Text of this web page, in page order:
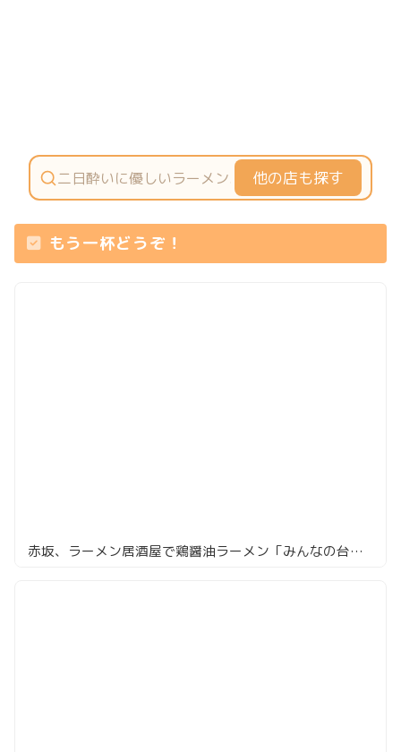
他の店も探す
もう一杯どうぞ！
赤坂、ラーメン居酒屋で鶏醤油ラーメン「みんなの台所 真」